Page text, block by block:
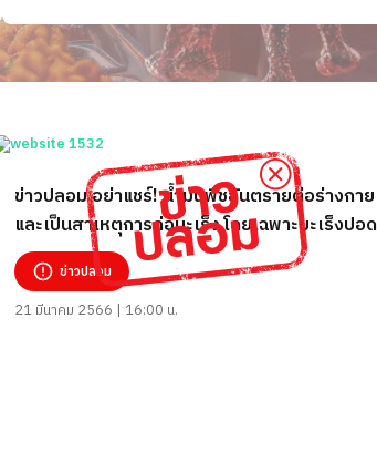
ข่าวปลอม อย่าแชร์! น้ำมันพืชอันตรายต่อร่างกาย
และเป็นสาเหตุการก่อมะเร็ง โดยเฉพาะมะเร็งปอด
ข่าวปลอม
21 มีนาคม 2566 | 16:00 น.